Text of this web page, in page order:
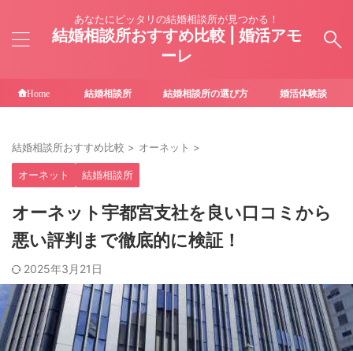
あなたにピッタリの結婚相談所が見つかる！
結婚相談所おすすめ比較 | 婚活アモ
ーレ
Home 結婚相談所 結婚相談所の選び方 婚活体験談
結婚相談所おすすめ比較 > オーネット >
オーネット 結婚相談所
オーネット宇都宮支社を良い口コミから
悪い評判まで徹底的に検証！
2025年3月21日